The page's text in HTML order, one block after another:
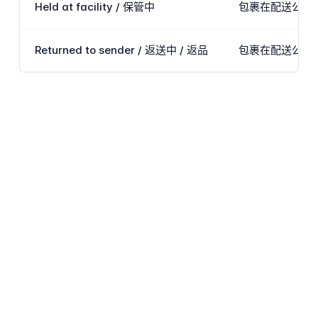
Held at facility / 保管中 包裹在配送公司
Returned to sender / 返送中 / 返品 包裹在配送公司